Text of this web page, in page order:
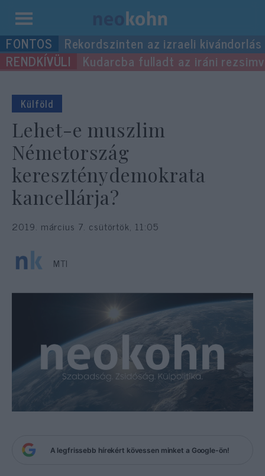
Kilépés
a
tartalomba
Rekordszinten az izraeli kivándorlás
Kudarcba fulladt az iráni
Külföld
Lehet-e muszlim
Németország
kereszténydemokrata
kancellárja?
2019. március 7. csütörtök, 11:05
MTI
A legfrissebb hírekért kövessen minket a Google-ön!